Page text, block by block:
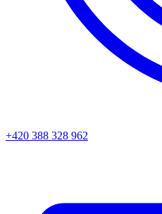
+420 388 328 962